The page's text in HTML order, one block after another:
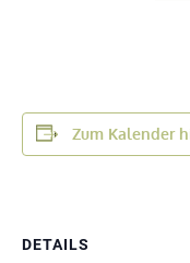
Zum Kalender
DETAILS